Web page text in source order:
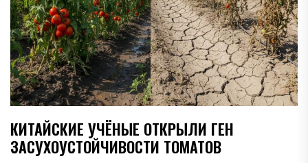
КИТАЙСКИЕ УЧЁНЫЕ ОТКРЫЛИ ГЕН
ЗАСУХОУСТОЙЧИВОСТИ ТОМАТОВ